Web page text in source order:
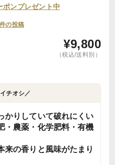
ポンプレゼント中
の投稿
¥9,800
（税込/送料別）
チオシ／
かりしていて破れにくい
・農薬・化学肥料・有機
来の香りと風味がたまり